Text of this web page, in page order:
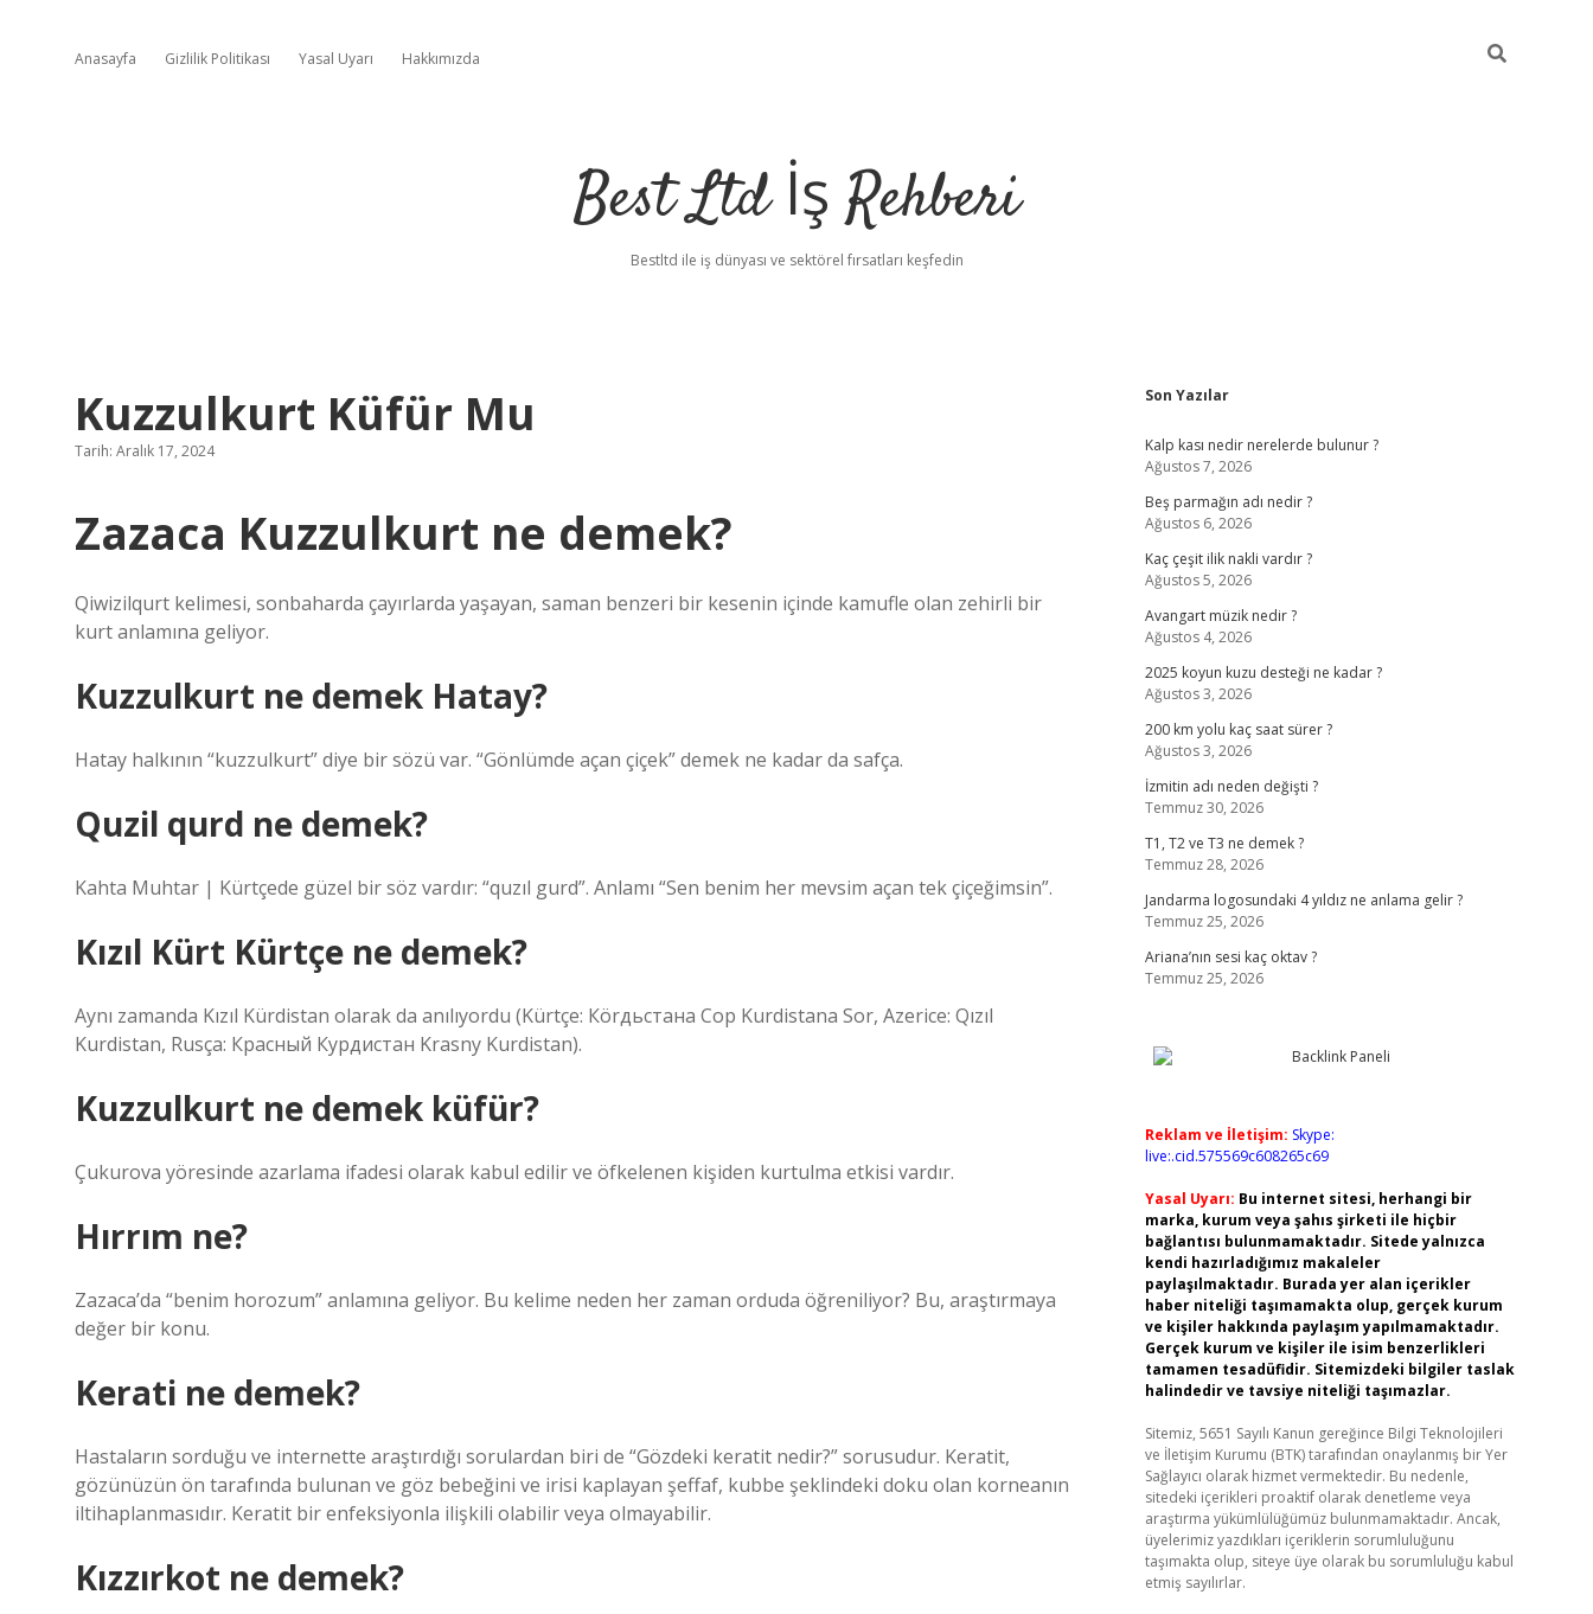
Anasayfa Gizlilik Politikası Yasal Uyarı Hakkımızda
Best Ltd İş Rehberi
Bestltd ile iş dünyası ve sektörel fırsatları keşfedin
Kuzzulkurt Küfür Mu
Tarih: Aralık 17, 2024
Zazaca Kuzzulkurt ne demek?
Qiwizilqurt kelimesi, sonbaharda çayırlarda yaşayan, saman benzeri bir kesenin içinde kamufle olan zehirli bir
kurt anlamına geliyor.
Kuzzulkurt ne demek Hatay?
Hatay halkının “kuzzulkurt” diye bir sözü var. “Gönlümde açan çiçek” demek ne kadar da safça.
Quzil qurd ne demek?
Kahta Muhtar | Kürtçede güzel bir söz vardır: “quzıl gurd”. Anlamı “Sen benim her mevsim açan tek çiçeğimsin”.
Kızıl Kürt Kürtçe ne demek?
Aynı zamanda Kızıl Kürdistan olarak da anılıyordu (Kürtçe: Кörдьстана Сор Kurdistana Sor, Azerice: Qızıl
Kurdistan, Rusça: Красный Курдистан Krasny Kurdistan).
Kuzzulkurt ne demek küfür?
Çukurova yöresinde azarlama ifadesi olarak kabul edilir ve öfkelenen kişiden kurtulma etkisi vardır.
Hırrım ne?
Zazaca’da “benim horozum” anlamına geliyor. Bu kelime neden her zaman orduda öğreniliyor? Bu, araştırmaya
değer bir konu.
Kerati ne demek?
Hastaların sorduğu ve internette araştırdığı sorulardan biri de “Gözdeki keratit nedir?” sorusudur. Keratit,
gözünüzün ön tarafında bulunan ve göz bebeğini ve irisi kaplayan şeffaf, kubbe şeklindeki doku olan korneanın
iltihaplanmasıdır. Keratit bir enfeksiyonla ilişkili olabilir veya olmayabilir.
Kızzırkot ne demek?
Sidebar
Son Yazılar
Kalp kası nedir nerelerde bulunur ?
Ağustos 7, 2026
Beş parmağın adı nedir ?
Ağustos 6, 2026
Kaç çeşit ilik nakli vardır ?
Ağustos 5, 2026
Avangart müzik nedir ?
Ağustos 4, 2026
2025 koyun kuzu desteği ne kadar ?
Ağustos 3, 2026
200 km yolu kaç saat sürer ?
Ağustos 3, 2026
İzmitin adı neden değişti ?
Temmuz 30, 2026
T1, T2 ve T3 ne demek ?
Temmuz 28, 2026
Jandarma logosundaki 4 yıldız ne anlama gelir ?
Temmuz 25, 2026
Ariana’nın sesi kaç oktav ?
Temmuz 25, 2026
Reklam ve İletişim: Skype:
live:.cid.575569c608265c69
Yasal Uyarı: Bu internet sitesi, herhangi bir
marka, kurum veya şahıs şirketi ile hiçbir
bağlantısı bulunmamaktadır. Sitede yalnızca
kendi hazırladığımız makaleler
paylaşılmaktadır. Burada yer alan içerikler
haber niteliği taşımamakta olup, gerçek kurum
ve kişiler hakkında paylaşım yapılmamaktadır.
Gerçek kurum ve kişiler ile isim benzerlikleri
tamamen tesadüfidir. Sitemizdeki bilgiler taslak
halindedir ve tavsiye niteliği taşımazlar.
Sitemiz, 5651 Sayılı Kanun gereğince Bilgi Teknolojileri
ve İletişim Kurumu (BTK) tarafından onaylanmış bir Yer
Sağlayıcı olarak hizmet vermektedir. Bu nedenle,
sitedeki içerikleri proaktif olarak denetleme veya
araştırma yükümlülüğümüz bulunmamaktadır. Ancak,
üyelerimiz yazdıkları içeriklerin sorumluluğunu
taşımakta olup, siteye üye olarak bu sorumluluğu kabul
etmiş sayılırlar.